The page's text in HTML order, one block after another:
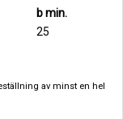
b min.
25
av minst en hel